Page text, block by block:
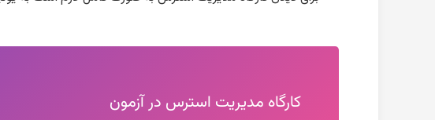
کارگاه مدیریت استرس در آزمون